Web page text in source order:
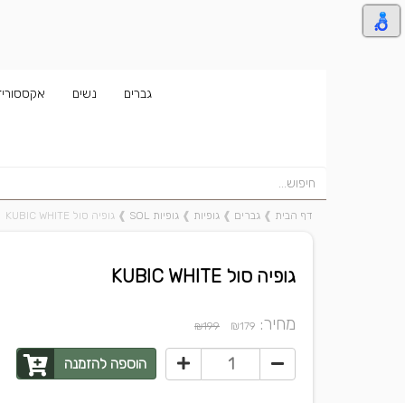
גברים נשים
דף הבית ❱ גברים ❱ גופיות ❱ גופיות SOL ❱ גופיה סול KUBIC WHITE
גופיה סול KUBIC WHITE
מחיר: ₪179
₪199
הוספה להזמנה